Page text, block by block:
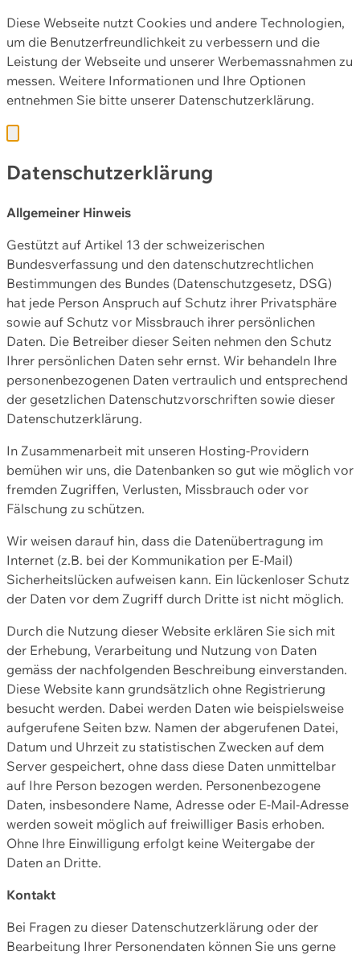
Diese Webseite nutzt Cookies und andere Technologien,
um die Benutzerfreundlichkeit zu verbessern und die
Leistung der Webseite und unserer Werbemassnahmen zu
messen. Weitere Informationen und Ihre Optionen
entnehmen Sie bitte unserer Datenschutzerklärung.
Datenschutzerklärung
Allgemeiner Hinweis
Gestützt auf Artikel 13 der schweizerischen
Bundesverfassung und den datenschutzrechtlichen
Bestimmungen des Bundes (Datenschutzgesetz, DSG)
hat jede Person Anspruch auf Schutz ihrer Privatsphäre
sowie auf Schutz vor Missbrauch ihrer persönlichen
Daten. Die Betreiber dieser Seiten nehmen den Schutz
Ihrer persönlichen Daten sehr ernst. Wir behandeln Ihre
personenbezogenen Daten vertraulich und entsprechend
der gesetzlichen Datenschutzvorschriften sowie dieser
Datenschutzerklärung.
In Zusammenarbeit mit unseren Hosting-Providern
bemühen wir uns, die Datenbanken so gut wie möglich vor
fremden Zugriffen, Verlusten, Missbrauch oder vor
Fälschung zu schützen.
Wir weisen darauf hin, dass die Datenübertragung im
Internet (z.B. bei der Kommunikation per E-Mail)
Sicherheitslücken aufweisen kann. Ein lückenloser Schutz
der Daten vor dem Zugriff durch Dritte ist nicht möglich.
Durch die Nutzung dieser Website erklären Sie sich mit
der Erhebung, Verarbeitung und Nutzung von Daten
gemäss der nachfolgenden Beschreibung einverstanden.
Diese Website kann grundsätzlich ohne Registrierung
besucht werden. Dabei werden Daten wie beispielsweise
aufgerufene Seiten bzw. Namen der abgerufenen Datei,
Datum und Uhrzeit zu statistischen Zwecken auf dem
Server gespeichert, ohne dass diese Daten unmittelbar
auf Ihre Person bezogen werden. Personenbezogene
Daten, insbesondere Name, Adresse oder E-Mail-Adresse
werden soweit möglich auf freiwilliger Basis erhoben.
Ohne Ihre Einwilligung erfolgt keine Weitergabe der
Daten an Dritte.
Kontakt
Bei Fragen zu dieser Datenschutzerklärung oder der
Bearbeitung Ihrer Personendaten können Sie uns gerne